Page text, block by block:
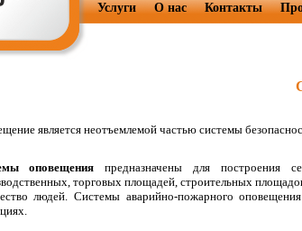
Услуги О нас Контакты
является неотъемлемой частью системы
оповещения предназначены для построения
торговых площадей, строительных
людей. Системы аварийно-пожарного